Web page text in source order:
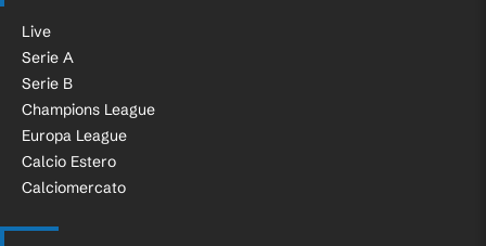
Live
Serie A
Serie B
Champions League
Europa League
Calcio Estero
Calciomercato